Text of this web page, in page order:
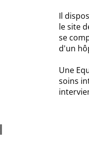
Il
le site
se
d'un
Une
soins